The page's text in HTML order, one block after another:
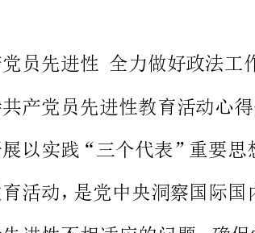
在全党开展以实践“三个代表”重要思想为主要内容的保持共产
好地肩负起历史使命而采取的重大举措，是贯彻落实党的十六大和十
六届四中全会精神，进一步加强党的执政能力建设，全面推进党的建